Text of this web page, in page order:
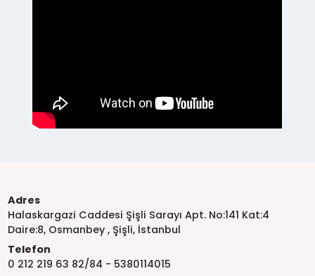
Adres
Halaskargazi Caddesi Şişli Sarayı Apt. No:141 Kat:4
Daire:8, Osmanbey , Şişli, İstanbul
Telefon
0 212 219 63 82/84 - 5380114015